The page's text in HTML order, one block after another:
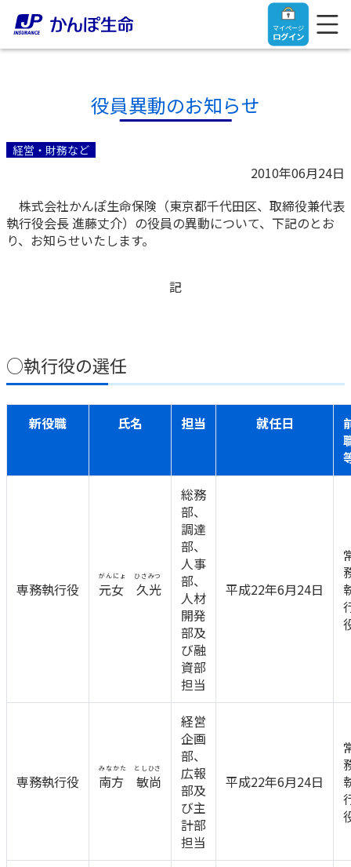
マイページ
ログイン
トップ
ご契約者さま
マイページログイン
新規登録
ご契約内容の確認
お客さまに関する情報等の確認の取り組み
かんぽプラチナライフサービス
保険をご検討中のお客さま
保険をご検討中のお客さま
終身保険
養老保険
定期保険
長寿支援保険
お見積りシミュレーション
これからのライフイベントでかかる費用とは？
ご契約手続きの流れ
目的から探す
かんぽ生命の団体取扱い
かんぽのLifeサポートナビ
子育て
かんぽアプリ～かんぽの健康と安心を手のひらに～
かんぽ生命について
かんぽ生命について
財務情報
株主・投資家のみなさまへ
日本郵政グループとしての取り組み
CM・オウンドメディア／ソーシャルメディア
かんぽブランド
よくあるご質問
お問い合わせ
役員異動のお知らせ
経営・財務など
2010年06月24日
株式会社かんぽ生命保険（東京都千代田区、取締役兼代表
執行役会長 進藤丈介）の役員の異動について、下記のとお
り、お知らせいたします。
記
○執行役の選任
新役職 氏名 担当 就任日
専務執行役 元女 久光
がんにょ ひさみつ
総務
部、
調達
部、
人事
部、
人材
開発
部及
び融
資部
担当
平成22年6月24日
専務執行役 南方 敏尚
みなかた としひさ
経営
企画
部、
広報
部及
び主
計部
担当
平成22年6月24日